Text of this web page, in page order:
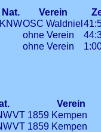
Nat. Verein
KNWOSC Waldniel
ohne Verein
ohne Verein
Verein
VT 1859 Kempen
VT 1859 Kempen